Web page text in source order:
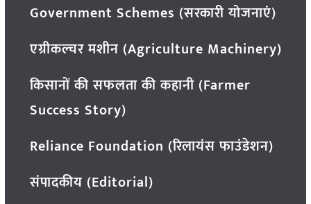
Government Schemes (सरकारी योजनाएं)
एग्रीकल्चर मशीन (Agriculture Machinery)
किसानों की सफलता की कहानी (Farmer
Success Story)
Reliance Foundation (रिलायंस फाउंडेशन)
संपादकीय (Editorial)